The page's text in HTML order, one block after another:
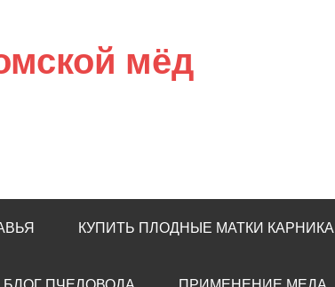
мёд
КУПИТЬ ПЛОДНЫЕ МАТКИ КАРНИКА